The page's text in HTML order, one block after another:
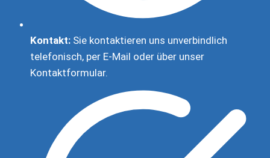
Kontakt:Sie kontaktieren uns unverbindlich
telefonisch, per E-Mail oder über unser
Kontaktformular.